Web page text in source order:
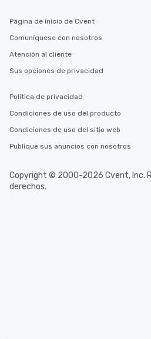
Página de inicio de Cvent
Comuníquese con nosotros
Atención al cliente
Sus opciones de privacidad
Política de privacidad
Condiciones de uso del producto
Condiciones de uso del sitio web
Publique sus anuncios con nosotros
Copyright © 2000-2026 Cvent, Inc.
derechos.